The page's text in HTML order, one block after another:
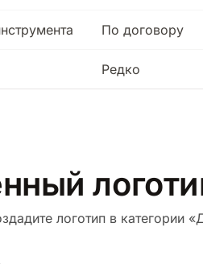
По договору
Редко
логотип в категории